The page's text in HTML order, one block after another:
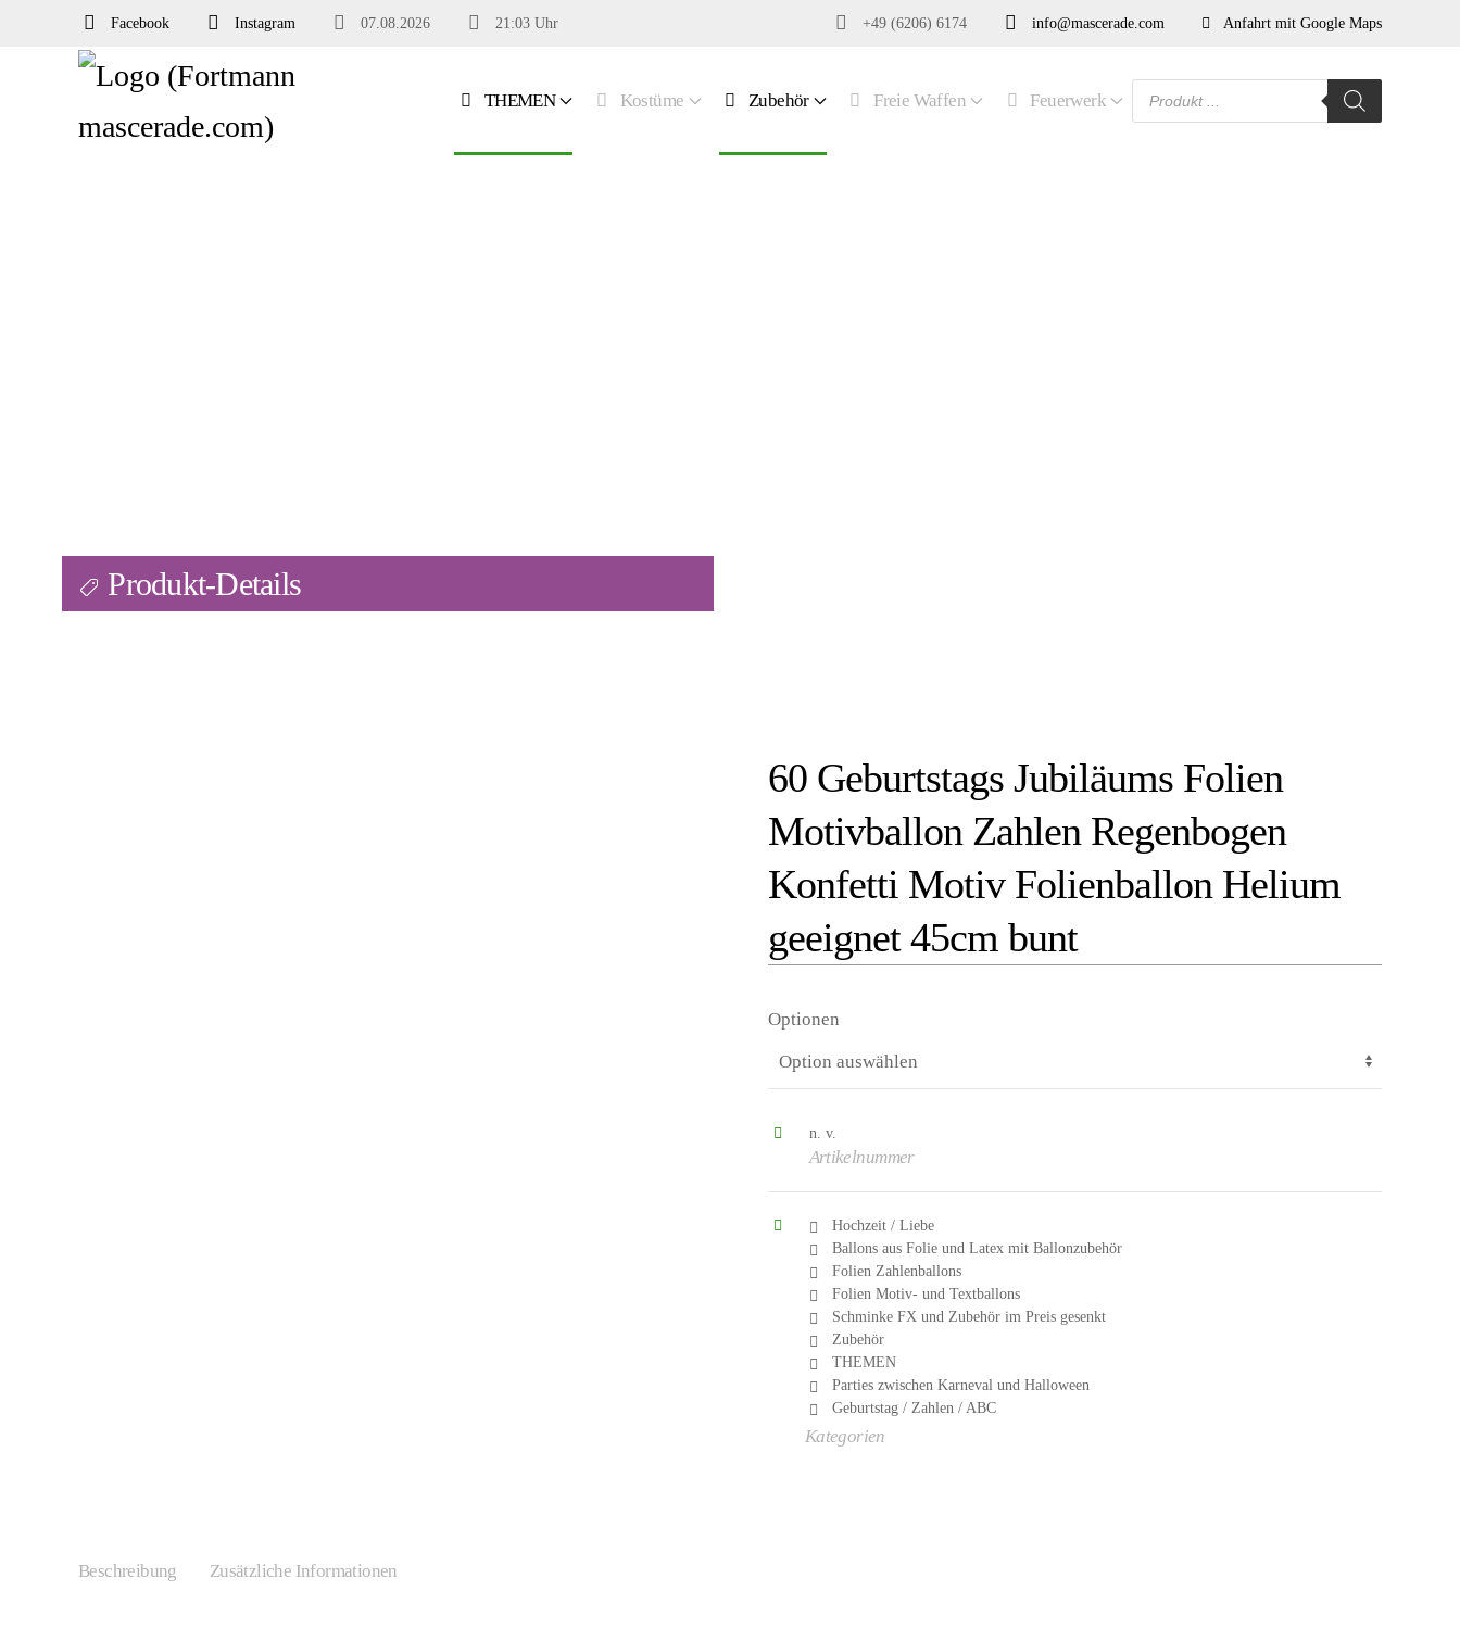
Facebook Instagram 07.08.2026 21:03 Uhr +49 (6206) 6174 info@mascerade.com Anfahrt mit Google Maps
THEMEN Kostüme Zubehör Freie Waffen Feuerwerk
Products
search
Produkt-Details
60 Geburtstags Jubiläums Folien
Motivballon Zahlen Regenbogen
Konfetti Motiv Folienballon Helium
geeignet 45cm bunt
Optionen
n. v.
Artikelnummer
Hochzeit / Liebe
Ballons aus Folie und Latex mit Ballonzubehör
Folien Zahlenballons
Folien Motiv- und Textballons
Schminke FX und Zubehör im Preis gesenkt
Zubehör
THEMEN
Parties zwischen Karneval und Halloween
Geburtstag / Zahlen / ABC
Kategorien
Beschreibung Zusätzliche Informationen